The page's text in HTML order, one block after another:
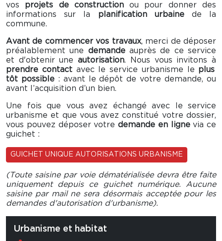
vos projets de constructionou pour donner des
informations sur la planification urbaine de la
commune.
Avant de commencer vos travaux, merci de déposer
préalablement une demandeauprès de ce service
et d'obtenir uneautorisation. Nous vous invitons à
prendre contactavec le service urbanisme le plus
tôt possible: avant le dépôt de votre demande, ou
avant l’acquisition d’un bien.
Une fois que vous avez échangé avec le service
urbanisme et que vous avez constitué votre dossier,
vous pouvez déposer votre demande en lignevia ce
guichet :
GUICHET UNIQUE AUTORISATIONS URBANISME
(Toute saisine par voie dématérialisée devra être faite
uniquement depuis ce guichet numérique. Aucune
saisine par mail ne sera désormais acceptée pour les
demandes d'autorisation d'urbanisme).
Urbanisme et habitat